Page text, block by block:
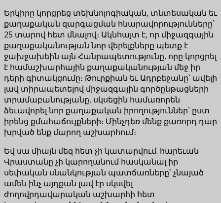
Երկիրը կորցրեց տեխնոլոգիական, տնտեսական եւ
քաղաքական զարգացման հնարավորությունները՝
25 տարով հետ մնալով։ Ակնհայտ է, որ միջազգային
քաղաքականության նոր վերելքները պետք է
ջախջախեին այն Հանրապետությունը, որը կորցրել
է համաշխարհային քաղաքականության մեջ իր
դերի գիտակցումը։ Թուրքիան եւ Ադրբեջանը՝ ավելի
լավ տիրապետելով միջազգային գործընթացների
տրամաբանությանը, սկսեցին համառորեն
ձեւավորել նոր քաղաքական իրողություններ՝ ըստ
իրենց քմահաճույքների։ Մինչդեռ մենք քառորդ դար
խրված ենք մարող աշխարհում։
Եվ սա միայն մեզ հետ չի կատարվում. հարեւան
Վրաստանը չի կարողանում հասկանալ իր
սեփական սնանկության պատճառները՝ չնայած
ամեն ինչ այդքան լավ էր սկսվել
ժողովրդավարական աշխարհի հետ